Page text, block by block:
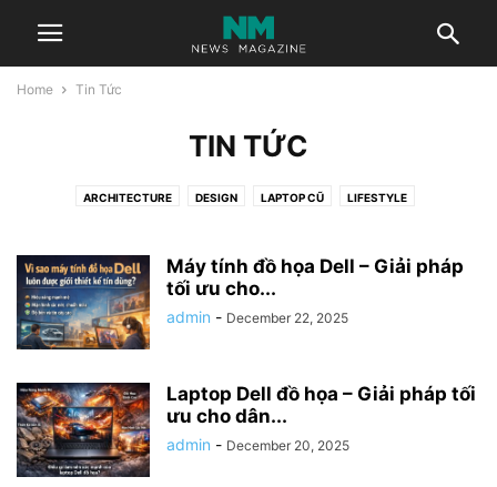
Home Tin Tức
TIN TỨC
ARCHITECTURE DESIGN LAPTOP CŨ LIFESTYLE
SỬA CHỮA LAPTOP TECHNOLOGY TRAVEL
Máy tính đồ họa Dell – Giải pháp
tối ưu cho...
admin - December 22, 2025
Laptop Dell đồ họa – Giải pháp tối
ưu cho dân...
admin - December 20, 2025